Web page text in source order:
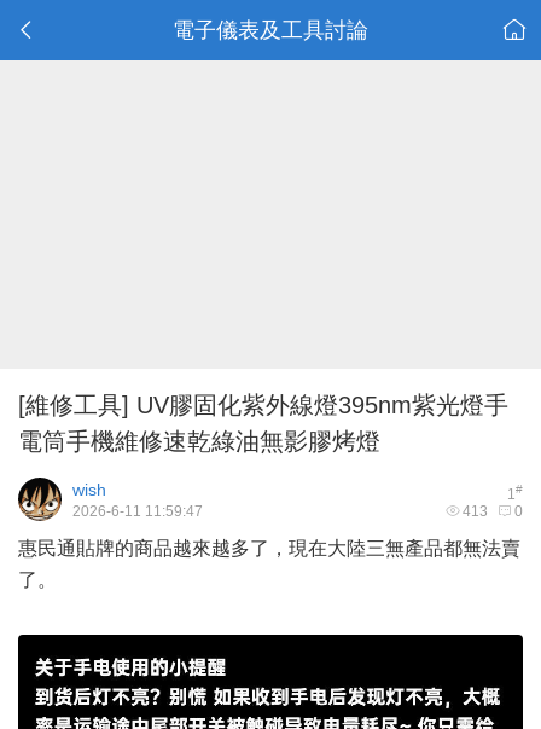
電子儀表及工具討論
[維修工具] UV膠固化紫外線燈395nm紫光燈手
電筒手機維修速乾綠油無影膠烤燈
1#
wish
413 0
2026-6-11 11:59:47
惠民通貼牌的商品越來越多了，現在大陸三無產品都無法賣
了。